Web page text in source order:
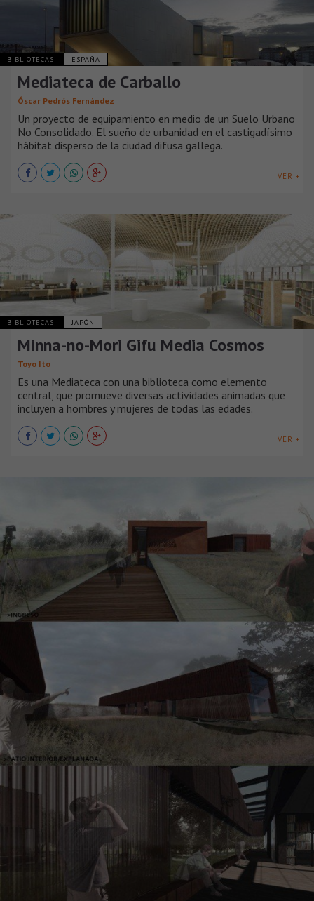
BIBLIOTECAS ESPAÑA
Mediateca de Carballo
Óscar Pedrós Fernández
Un proyecto de equipamiento en medio de un Suelo Urbano
No Consolidado. El sueño de urbanidad en el castigadísimo
hábitat disperso de la ciudad difusa gallega.
VER +
BIBLIOTECAS JAPÓN
Minna-no-Mori Gifu Media Cosmos
Toyo Ito
Es una Mediateca con una biblioteca como elemento
central, que promueve diversas actividades animadas que
incluyen a hombres y mujeres de todas las edades.
VER +